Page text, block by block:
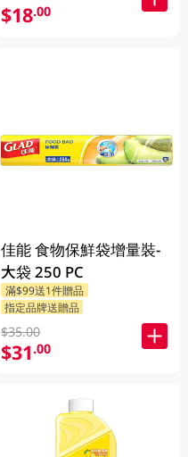
$18.00
佳能 食物保鮮袋增量裝-
大袋 250 PC
滿$99送1件贈品
指定品牌送贈品
$35.00
$31.00